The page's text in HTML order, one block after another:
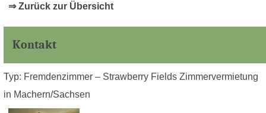
⇒ Zurück zur Übersicht
Kontakt
Typ: Fremdenzimmer – Strawberry Fields Zimmervermietung
in Machern/Sachsen